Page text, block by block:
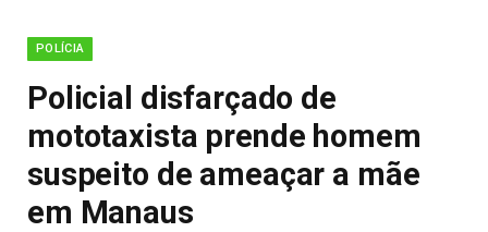
POLÍCIA
Policial disfarçado de
mototaxista prende homem
suspeito de ameaçar a mãe
em Manaus